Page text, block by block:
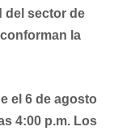
del sector de
la
el 6 de agosto
4:00 p.m. Los